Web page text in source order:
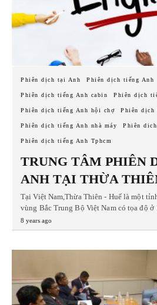
Phiên dịch tại Anh Phiên dịch tiếng Anh
Phiên dịch tiếng Anh cabin Phiên dịch
Phiên dịch tiếng Anh hội chợ Phiên dịch
Phiên dịch tiếng Anh nhà máy Phiên
Phiên dịch tiếng Anh Tphcm
TRUNG TÂM PHIÊN
ANH TẠI THỪA
Tại Việt Nam,Thừa Thiên - Huế là một
vùng Bắc Trung Bộ Việt Nam có tọa độ ở
8 years ago